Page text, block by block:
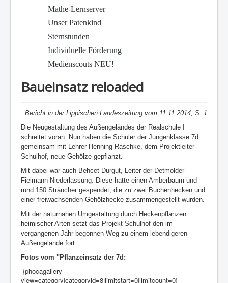
Mathe-Lernserver
Unser Patenkind
Sternstunden
Individuelle Förderung
Medienscouts NEU!
Baueinsatz reloaded
Bericht in der Lippischen Landeszeitung vom 11.11.2014, S. 1
Die Neugestaltung des Außengeländes der Realschule I
schreitet voran. Nun haben die Schüler der Jungenklasse 7d
gemeinsam mit Lehrer Henning Raschke, dem Projektleiter
Schulhof, neue Gehölze gepflanzt.
Mit dabei war auch Behcet Durgut, Leiter der Detmolder
Fielmann-Niederlassung. Diese hatte einen Amberbaum und
rund 150 Sträucher gespendet, die zu zwei Buchenhecken und
einer freiwachsenden Gehölzhecke zusammengestellt wurden.
Mit der naturnahen Umgestaltung durch Heckenpflanzen
heimischer Arten setzt das Projekt Schulhof den im
vergangenen Jahr begonnen Weg zu einem lebendigeren
Außengelände fort.
Fotos vom "Pflanzeinsatz der 7d:
{phocagallery
view=category|categoryid=8|limitstart=0|limitcount=0}